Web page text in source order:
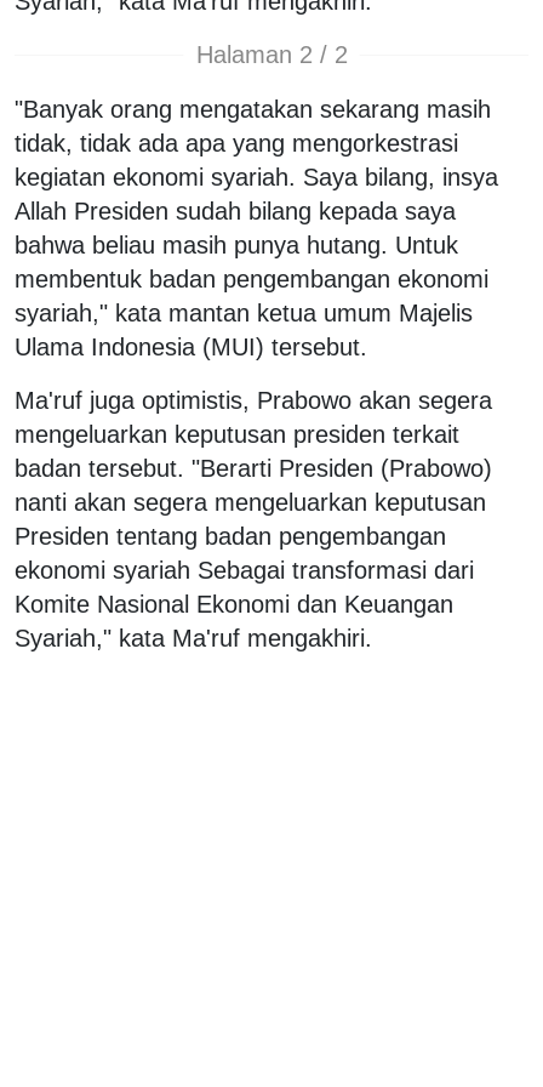
Halaman 2 / 2
"Banyak orang mengatakan sekarang masih
tidak, tidak ada apa yang mengorkestrasi
kegiatan ekonomi syariah. Saya bilang, insya
Allah Presiden sudah bilang kepada saya
bahwa beliau masih punya hutang. Untuk
membentuk badan pengembangan ekonomi
syariah," kata mantan ketua umum Majelis
Ulama Indonesia (MUI) tersebut.
Ma'ruf juga optimistis, Prabowo akan segera
mengeluarkan keputusan presiden terkait
badan tersebut. "Berarti Presiden (Prabowo)
nanti akan segera mengeluarkan keputusan
Presiden tentang badan pengembangan
ekonomi syariah Sebagai transformasi dari
Komite Nasional Ekonomi dan Keuangan
Syariah," kata Ma'ruf mengakhiri.